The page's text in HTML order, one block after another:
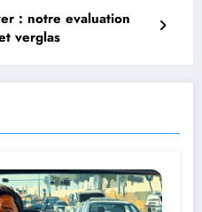
: notre evaluation
verglas